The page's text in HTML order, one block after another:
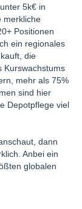
5k€ in
merkliche
Positionen
ein regionales
die
Kurswachstums
mehr als 75%
sind hier
Depotpflege viel
dann
Anbei ein
globalen